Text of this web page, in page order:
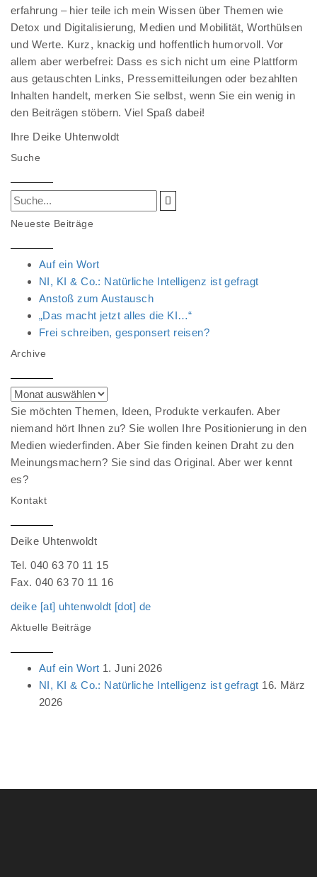
erfahrung – hier teile ich mein Wissen über Themen wie
Detox und Digitalisierung, Medien und Mobilität, Worthülsen
und Werte. Kurz, knackig und hoffentlich humorvoll. Vor
allem aber werbefrei: Dass es sich nicht um eine Plattform
aus getauschten Links, Pressemitteilungen oder bezahlten
Inhalten handelt, merken Sie selbst, wenn Sie ein wenig in
den Beiträgen stöbern. Viel Spaß dabei!
Ihre Deike Uhtenwoldt
Suche
Neueste Beiträge
Auf ein Wort
NI, KI & Co.: Natürliche Intelligenz ist gefragt
Anstoß zum Austausch
„Das macht jetzt alles die KI…“
Frei schreiben, gesponsert reisen?
Archive
Archive
Sie möchten Themen, Ideen, Produkte verkaufen. Aber
niemand hört Ihnen zu? Sie wollen Ihre Positionierung in den
Medien wiederfinden. Aber Sie finden keinen Draht zu den
Meinungsmachern? Sie sind das Original. Aber wer kennt
es?
Kontakt
Deike Uhtenwoldt
Tel. 040 63 70 11 15
Fax. 040 63 70 11 16
deike [at] uhtenwoldt [dot] de
Aktuelle Beiträge
Auf ein Wort 1. Juni 2026
NI, KI & Co.: Natürliche Intelligenz ist gefragt 16. März
2026